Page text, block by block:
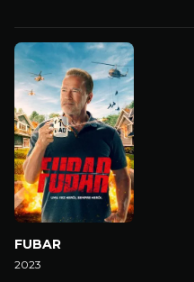
FUBAR
2023